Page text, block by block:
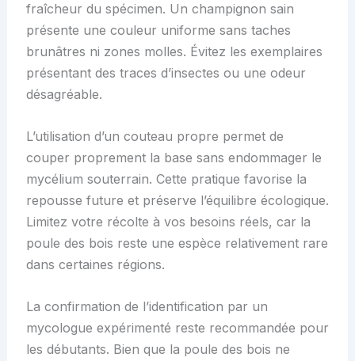
fraîcheur du spécimen. Un champignon sain
présente une couleur uniforme sans taches
brunâtres ni zones molles. Évitez les exemplaires
présentant des traces d’insectes ou une odeur
désagréable.
L’utilisation d’un couteau propre permet de
couper proprement la base sans endommager le
mycélium souterrain. Cette pratique favorise la
repousse future et préserve l’équilibre écologique.
Limitez votre récolte à vos besoins réels, car la
poule des bois reste une espèce relativement rare
dans certaines régions.
La confirmation de l’identification par un
mycologue expérimenté reste recommandée pour
les débutants. Bien que la poule des bois ne